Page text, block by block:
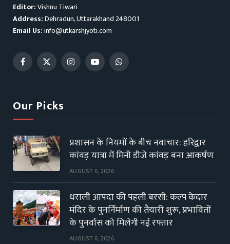
Editor:Vishnu Tiwari
Address:Dehradun, Uttarakhand 248001
Email Us:info@utkarshjyoti.com
Facebook
X
InstagramYouTubeWhatsApp
Our Picks
प्रशासन के नियमों के बीच नवाचार: हरिद्वार
कांवड़ यात्रा में मिनी डीजे कांवड़ बना आकर्षण
AUGUST 6, 2026
धराली आपदा की पहली बरसी: कल्प केदार
मंदिर के पुनर्निर्माण की तैयारी शुरू, प्रभावितों
के पुनर्वास को मिलेगी नई रफ्तार
AUGUST 6, 2026